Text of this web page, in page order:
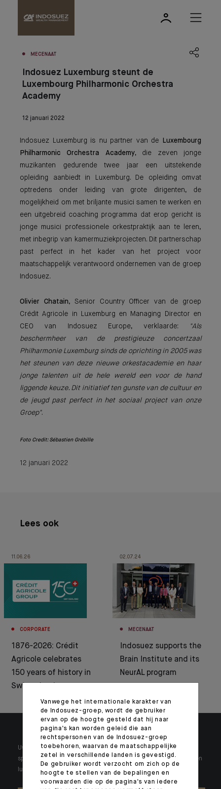
MECENAAT
Indosuez Luxemburg steunt de
Luxembourg Philharmonic Orchestra
Academy
12 januari 2022
Indosuez Luxemburg is nu partner van de
Luxembourg
Philharmonic Orchestra Academy, die zeven jonge
muzikanten gedurende twee jaar een uitstekende
opleiding aanbiedt in Luxemburg. De opleiding omvat
optredens onder leiding van grote dirigenten, de
mogelijkheid om met briljante musici samen te werken en
een uitgebreid coaching programma dat erop gericht is
jonge musici professionele orkestpraktijk aan te leren,
met inbegrip van kamermuziekprojecten. Dit partnerschap
past perfect in het kader van het project voor
maatschappelijk verantwoord ondernemen van de groep
Indosuez.
Olivier Chatain, Senior Country Officer van de groep
Crédit Agricole in Luxemburg en Managing Director en
CEO van Indosuez Europe, verklaarde:
"Als
beschermheer van de prestigieuze concertzaal
Philharmonie Luxemburg sinds de oprichting in 2005 was
het steunen van deze nieuwe orkestacademie en haar
jonge talenten uit de hele wereld een voor de hand
liggende keuze. Dit initiatief ten gunste van de cultuur en
de jeugd past perfect in het sociaal project van onze
Groep".
Foto Credit: Sébastien Grébille
12 januari 2022
Lees ook
11.06.26
CORPORATE
1876-2026: Crédit
Agricole celebrates
150 years of history in
Switzerland
02.07.24
MECENAAT
Indosuez supports the
Brain Institute and its
NeurAL program
Uw vermogen is uniek en vereist specifieke oplossingen voor
specifieke problemen. Elke dag staan onze experts klaar om u een
luisterend oor te bieden.
Vanwege het internationale karakter van
de Indosuez-groep, wordt de gebruiker
ervan op de hoogte gesteld dat hij naar
pagina's kan worden geleid die aan
rechtspersonen van de Indosuez-groep
toebehoren, waarvan de maatschappelijke
zetel in verschillende landen is gevestigd.
De gebruiker wordt verzocht om zich op de
hoogte te stellen van de bepalingen en
voorwaarden die op de pagina's van iedere